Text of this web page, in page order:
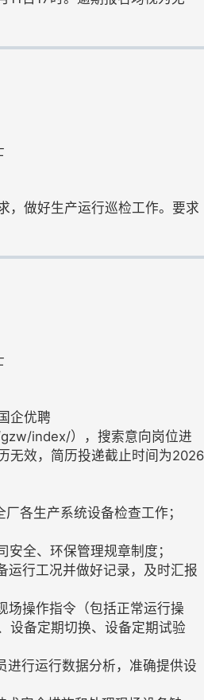
，做好生产运行巡检工作。要求
企优聘
index/），搜索意向岗位进
无效，简历投递截止时间为2026
各生产系统设备检查工作；
全、环保管理规章制度；
运行工况并做好记录，及时汇报
场操作指令（包括正常运行操
设备定期切换、设备定期试验
进行运行数据分析，准确提供设